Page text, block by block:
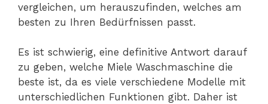
vergleichen, um herauszufinden, welches am
besten zu Ihren Bedürfnissen passt.
Es ist schwierig, eine definitive Antwort darauf
zu geben, welche Miele Waschmaschine die
beste ist, da es viele verschiedene Modelle mit
unterschiedlichen Funktionen gibt. Daher ist